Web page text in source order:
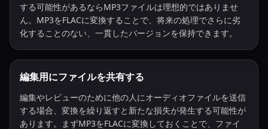
する可能性があるならMP3ファイルは理想的ではありませ
ん。MP3をFLACに変換することで、将来の処理でさらに劣
化することのない、一貫したバージョンを保持できます。
編集用にファイルを共有する
編集やレビューのために他の人にオーディオファイルを送信
する場合、変換を繰り返すと新たな損失が発生する可能性が
あります。まずMP3をFLACに変換しておくことで、ファイ